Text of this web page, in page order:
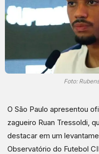
Foto:
O São Paulo apresentou
zagueiro Ruan Tressoldi,
destacar em um
Observatório do Futebol